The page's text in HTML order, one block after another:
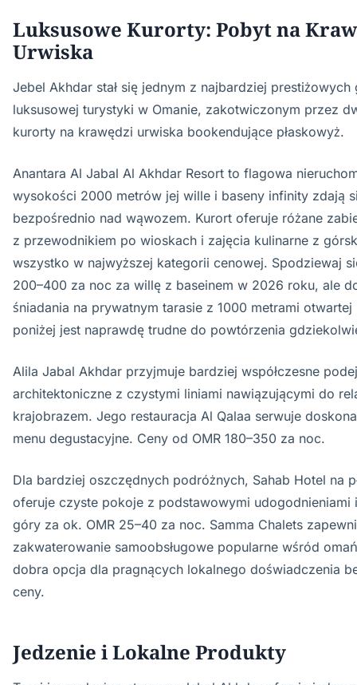
Luksusowe Kurorty: Pobyt na
Urwiska
Jebel Akhdar stał się jednym z najbardziej
luksusowej turystyki w Omanie, zakotwiczonym przez
kurorty na krawędzi urwiska bookendujące płaskowyż.
Anantara Al Jabal Al Akhdar Resort to flagowa
wysokości 2000 metrów jej wille i baseny infinity zdają
bezpośrednio nad wąwozem. Kurort oferuje różane
z przewodnikiem po wioskach i zajęcia kulinarne z
wszystko w najwyższej kategorii cenowej. Spodziewaj
200–400 za noc za willę z baseinem w 2026 roku, ale
śniadania na prywatnym tarasie z 1000 metrami
poniżej jest naprawdę trudne do powtórzenia
Alila Jabal Akhdar przyjmuje bardziej współczesne
architektoniczne z czystymi liniami nawiązującymi do
krajobrazem. Jego restauracja Al Qalaa serwuje
menu degustacyjne. Ceny od OMR 180–350 za noc.
Dla bardziej oszczędnych podróżnych, Sahab Hotel na
oferuje czyste pokoje z podstawowymi udogodnieniami
góry za ok. OMR 25–40 za noc. Samma Chalets
zakwaterowanie samoobsługowe popularne wśród
dobra opcja dla pragnących lokalnego doświadczenia
ceny.
Jedzenie i Lokalne Produkty